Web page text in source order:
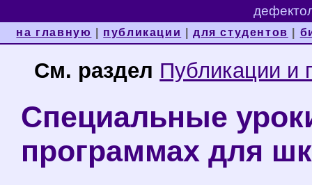
на главную публикации |для студентов
См. раздел Публикации и
Специальные
программах для